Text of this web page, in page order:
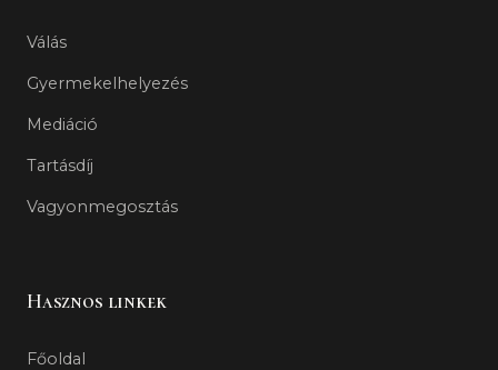
Válás
Gyermekelhelyezés
Mediáció
Tartásdíj
Vagyonmegosztás
Hasznos linkek
Főoldal